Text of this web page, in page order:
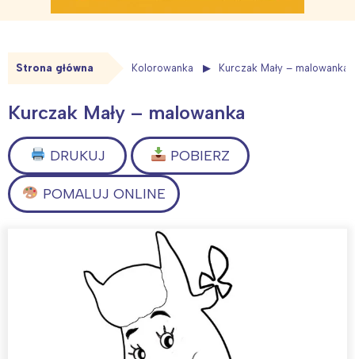
Strona główna Kolorowanka Kurczak Mały – malowanka
Kurczak Mały – malowanka
DRUKUJ POBIERZ
POMALUJ ONLINE